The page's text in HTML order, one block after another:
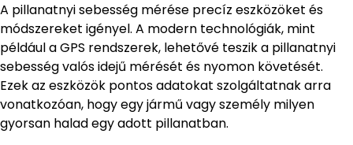
A pillanatnyi sebesség mérése precíz eszközöket és
módszereket igényel. A modern technológiák, mint
például a GPS rendszerek, lehetővé teszik a pillanatnyi
sebesség valós idejű mérését és nyomon követését.
Ezek az eszközök pontos adatokat szolgáltatnak arra
vonatkozóan, hogy egy jármű vagy személy milyen
gyorsan halad egy adott pillanatban.